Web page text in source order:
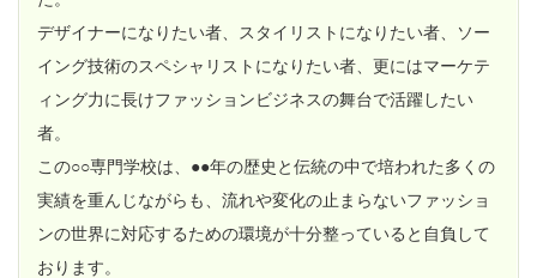
デザイナーになりたい者、スタイリストになりたい者、ソー
イング技術のスペシャリストになりたい者、更にはマーケテ
ィング力に長けファッションビジネスの舞台で活躍したい
者。
この○○専門学校は、●●年の歴史と伝統の中で培われた多くの
実績を重んじながらも、流れや変化の止まらないファッショ
ンの世界に対応するための環境が十分整っていると自負して
おります。